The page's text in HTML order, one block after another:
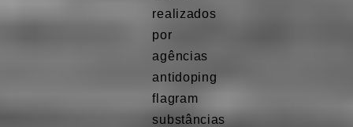
realizados
por
agências
antidoping
flagram
substâncias